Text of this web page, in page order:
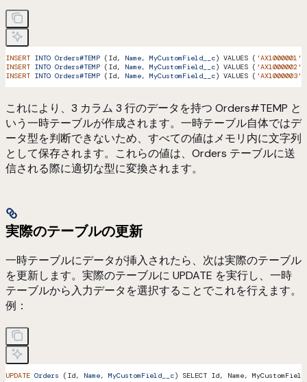
INSERT INTO Orders#TEMP (Id, Name, MyCustomField__c) VALUES ( 'AX1000001'
INSERT INTO Orders#TEMP (Id, Name, MyCustomField__c) VALUES ( 'AX1000002'
INSERT INTO Orders#TEMP (Id, Name, MyCustomField__c) VALUES ( 'AX1000003'
これにより、3 カラム 3 行のデータを持つ Orders#TEMP と
いう一時テーブルが作成されます。一時テーブル自体ではデ
ータ型を判断できないため、すべての値はメモリ内に文字列
として保存されます。これらの値は、Orders テーブルに送
信される際に適切な型に変換されます。
実際のテーブルの更新
一時テーブルにデータが挿入されたら、次は実際のテーブル
を更新します。実際のテーブルに UPDATE を実行し、一時
テーブルから入力データを選択することでこれを行えます。
例：
UPDATE Orders (Id, Name, MyCustomField__c) SELECT Id, Name,